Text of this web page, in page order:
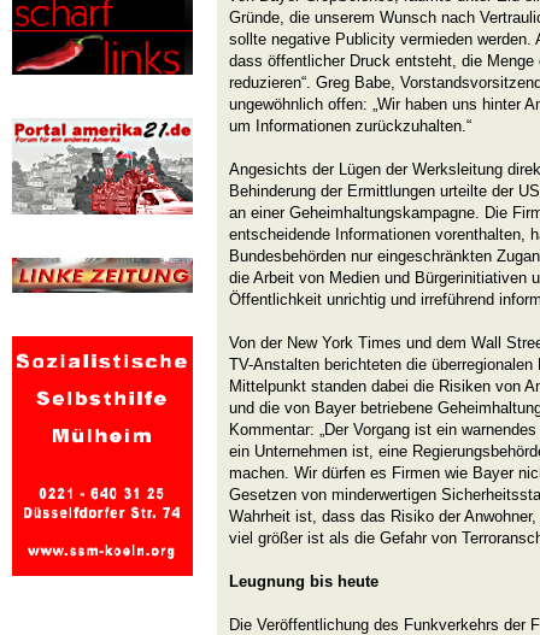
Gründe, die unserem Wunsch nach
sollte negative Publicity vermieden werden.
dass öffentlicher Druck entsteht, die Menge
reduzieren“. Greg Babe,
ungewöhnlich offen: „Wir haben uns hinter
um Informationen zurückzuhalten.“
Angesichts der Lügen der Werksleitung
Behinderung der Ermittlungen urteilte der
an einer Geheimhaltungskampagne. Die
entscheidende Informationen vorenthalten,
Bundesbehörden nur eingeschränkten
die Arbeit von Medien und Bürgerinitiativen
Öffentlichkeit unrichtig und irreführend
Von der New York Times und dem Wall
TV-Anstalten berichteten die
Mittelpunkt standen dabei die Risiken von
und die von Bayer betriebene
Kommentar: „Der Vorgang ist ein
ein Unternehmen ist, eine
machen. Wir dürfen es Firmen wie Bayer
Gesetzen von minderwertigen
Wahrheit ist, dass das Risiko der
viel größer ist als die Gefahr von
Leugnung bis heute
Die Veröffentlichung des Funkverkehrs der